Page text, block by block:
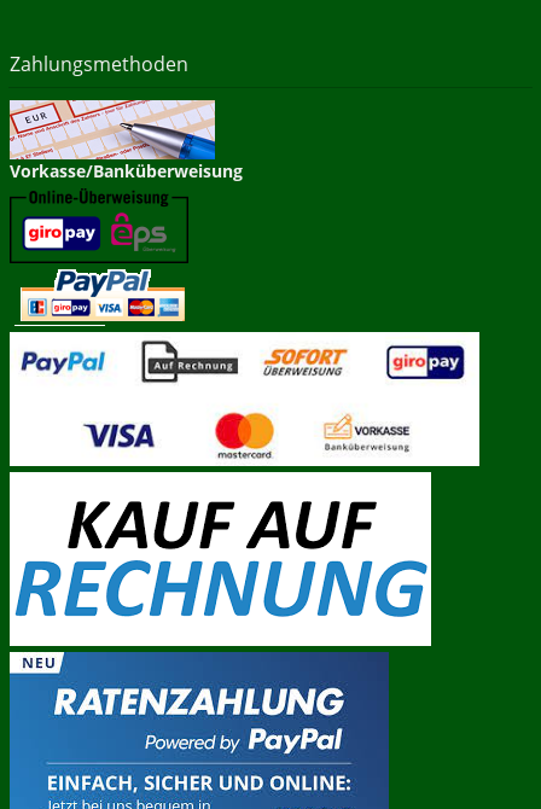
Zahlungsmethoden
Vorkasse/Banküberweisung